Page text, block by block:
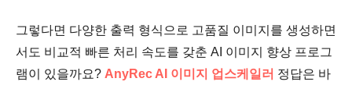
그렇다면 다양한 출력 형식으로 고품질 이미지를 생성하면
서도 비교적 빠른 처리 속도를 갖춘 AI 이미지 향상 프로그
램이 있을까요? AnyRec AI 이미지 업스케일러 정답은 바